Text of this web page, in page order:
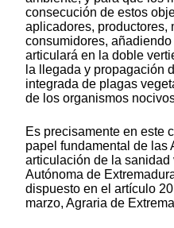
consecución de estos
aplicadores, productores,
consumidores,
articulará en la doble
la llegada y propagación
integrada de plagas
de los organismos
Es precisamente en este
papel fundamental de las
articulación de la
Autónoma de
dispuesto en el artículo
marzo, Agraria de